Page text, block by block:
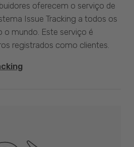
oferecem o serviço de
Issue Tracking a todos os
o mundo. Este serviço é
registrados como clientes.